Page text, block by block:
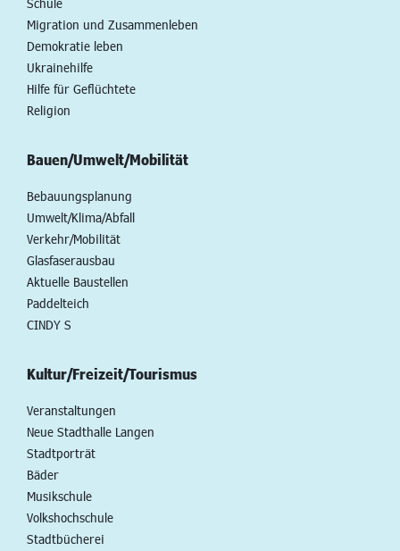
Migration und Zusammenleben
Demokratie leben
Ukrainehilfe
Hilfe für Geflüchtete
Religion
Bauen/Umwelt/Mobilität
Bebauungsplanung
Umwelt/Klima/Abfall
Verkehr/Mobilität
Glasfaserausbau
Aktuelle Baustellen
Paddelteich
CINDY S
Kultur/Freizeit/Tourismus
Veranstaltungen
Neue Stadthalle Langen
Stadtporträt
Bäder
Musikschule
Volkshochschule
Stadtbücherei